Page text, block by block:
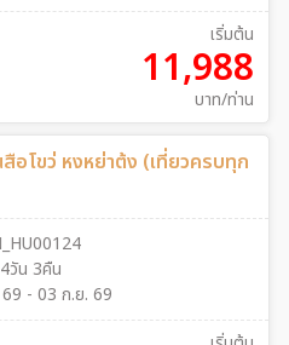
เริ่มต้น
11,988
บาท/ท่าน
อโขว่ หงหย่าต้ง (เที่ยวครบทุก
4วัน 3คืน
- 03 ก.ย. 69